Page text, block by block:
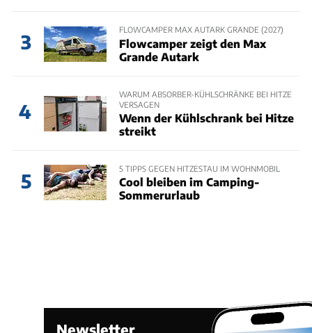
3
FLOWCAMPER MAX AUTARK GRANDE (2027)
Flowcamper zeigt den Max
Grande Autark
4
WARUM ABSORBER-KÜHLSCHRÄNKE BEI HITZE
VERSAGEN
Wenn der Kühlschrank bei Hitze
streikt
5
5 TIPPS GEGEN HITZESTAU IM WOHNMOBIL
Cool bleiben im Camping-
Sommerurlaub
Newsletter